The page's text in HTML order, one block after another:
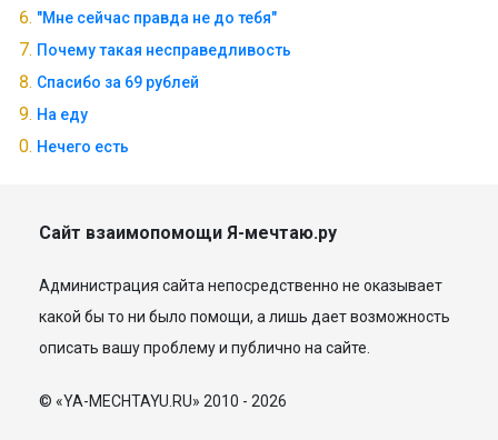
"Мне сейчас правда не до тебя"
Почему такая несправедливость
Спасибо за 69 рублей
На еду
Нечего есть
Сайт взаимопомощи Я-мечтаю.ру
Администрация сайта непосредственно не оказывает
какой бы то ни было помощи, а лишь дает возможность
описать вашу проблему и публично на сайте.
© «YA-MECHTAYU.RU» 2010 - 2026